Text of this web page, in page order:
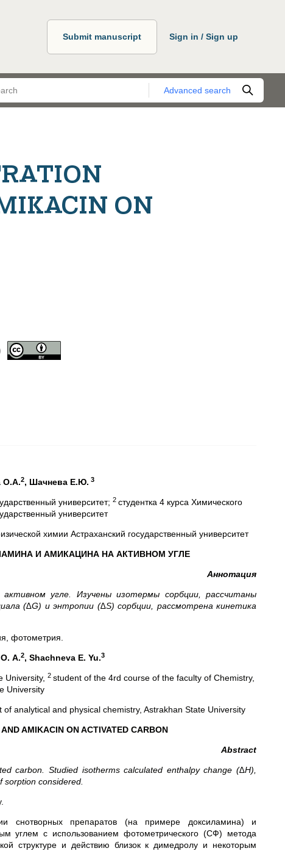
Submit manuscript Sign in / Sign up
Advanced search
ON
О.А.2, Шачнева Е.Ю. 3
университет; 2 студентка 4 курса Химического
университет
химии Астраханский государственный университет
И АМИКАЦИНА НА АКТИВНОМ УГЛЕ
Аннотация
угле. Изучены изотермы сорбции, рассчитаны
(∆G) и энтропии (∆S) сорбции, рассмотрена кинетика
фотометрия.
О. А.2, Shachneva E. Yu.3
University, 2 student of the 4rd course of the faculty of Chemistry,
University
analytical and physical chemistry, Astrakhan State University
AMIKACIN ON ACTIVATED CARBON
Abstract
carbon. Studied isotherms calculated enthalpy change (∆H),
considered.
снотворных препаратов (на примере доксиламина) и
углем с использованием фотометрического (СФ) метода
структуре и действию близок к димедролу и некоторым